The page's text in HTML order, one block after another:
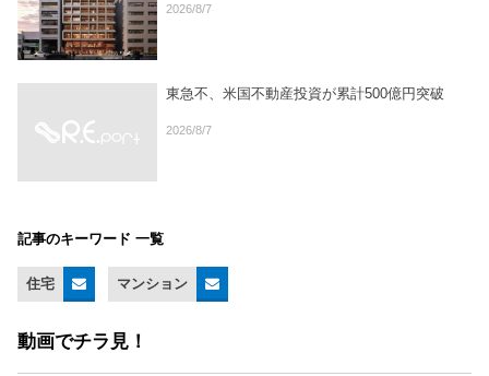
2026/8/7
東急不、米国不動産投資が累計500億円突破
2026/8/7
記事のキーワード 一覧
住宅 マンション
動画でチラ見！